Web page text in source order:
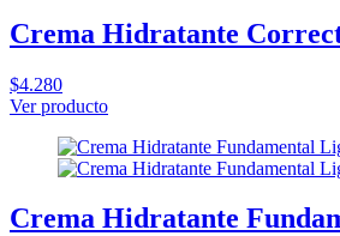
Crema Hidratante
$4.280
Ver producto
Crema Hidratante